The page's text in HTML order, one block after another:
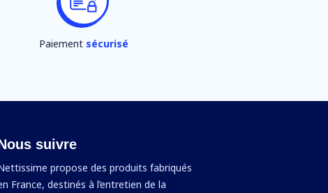
Paiement sécurisé
suivre
propose des produits fabriqués
France, destinés à l’entretien de la